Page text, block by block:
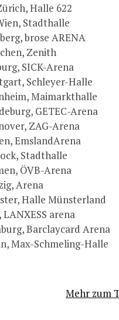
Halle 622
Stadthalle
brose ARENA
Zenith
SICK-Arena
Schleyer-Halle
Maimarkthalle
GETEC-Arena
ZAG-Arena
EmslandArena
Stadthalle
ÖVB-Arena
Arena
Halle Münsterland
LANXESS arena
Barclaycard Arena
Max-Schmeling-Halle
Mehr zum